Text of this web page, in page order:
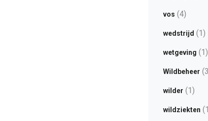
vos (4)
wedstrijd (1)
wetgeving (1)
Wildbeheer
wilder (1)
wildziekten